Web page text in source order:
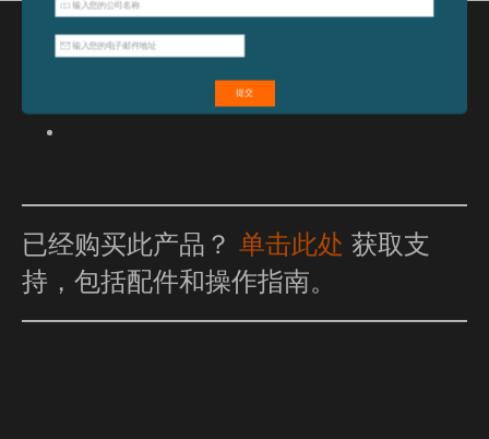
特点和优点
已经购买此产品？ 单击此处 获取支
持，包括配件和操作指南。